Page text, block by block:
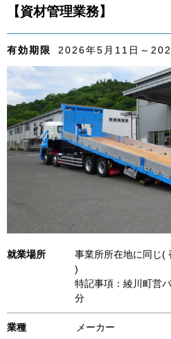
検
閉じ
【資材管理業務】
有効期限 2026年5月11日～
就業場所
事業所所在地に同じ(
)
特記事項：綾川町営
分
業種 メーカー